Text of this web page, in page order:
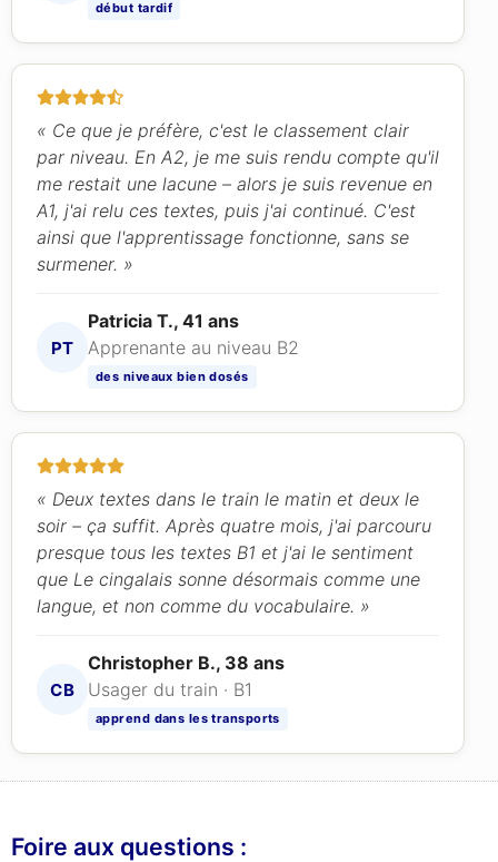
début tardif
« Ce que je préfère, c'est le classement clair
par niveau. En A2, je me suis rendu compte qu'il
me restait une lacune – alors je suis revenue en
A1, j'ai relu ces textes, puis j'ai continué. C'est
ainsi que l'apprentissage fonctionne, sans se
surmener. »
PT
Patricia T., 41 ans
Apprenante au niveau B2
des niveaux bien dosés
« Deux textes dans le train le matin et deux le
soir – ça suffit. Après quatre mois, j'ai parcouru
presque tous les textes B1 et j'ai le sentiment
que Le cingalais sonne désormais comme une
langue, et non comme du vocabulaire. »
CB
Christopher B., 38 ans
Usager du train · B1
apprend dans les transports
Foire aux questions :